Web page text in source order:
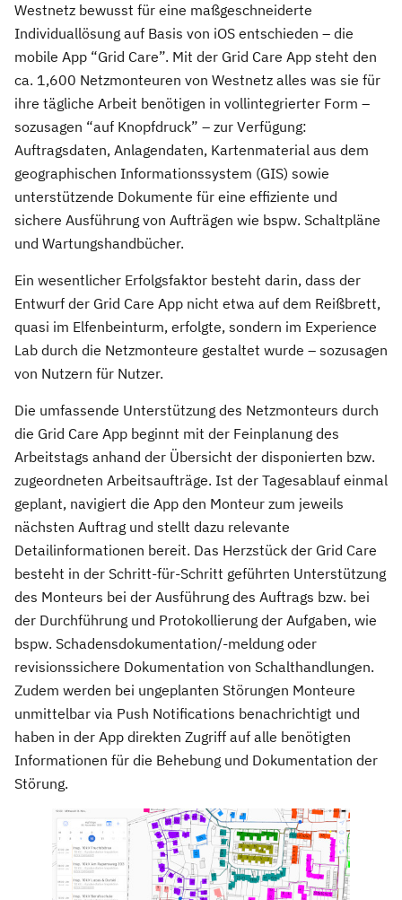
Westnetz bewusst für eine maßgeschneiderte
Individuallösung auf Basis von iOS entschieden – die
mobile App “Grid Care”. Mit der Grid Care App steht den
ca. 1,600 Netzmonteuren von Westnetz alles was sie für
ihre tägliche Arbeit benötigen in vollintegrierter Form –
sozusagen “auf Knopfdruck” – zur Verfügung:
Auftragsdaten, Anlagendaten, Kartenmaterial aus dem
geographischen Informationssystem (GIS) sowie
unterstützende Dokumente für eine effiziente und
sichere Ausführung von Aufträgen wie bspw. Schaltpläne
und Wartungshandbücher.
Ein wesentlicher Erfolgsfaktor besteht darin, dass der
Entwurf der Grid Care App nicht etwa auf dem Reißbrett,
quasi im Elfenbeinturm, erfolgte, sondern im Experience
Lab durch die Netzmonteure gestaltet wurde – sozusagen
von Nutzern für Nutzer.
Die umfassende Unterstützung des Netzmonteurs durch
die Grid Care App beginnt mit der Feinplanung des
Arbeitstags anhand der Übersicht der disponierten bzw.
zugeordneten Arbeitsaufträge. Ist der Tagesablauf einmal
geplant, navigiert die App den Monteur zum jeweils
nächsten Auftrag und stellt dazu relevante
Detailinformationen bereit. Das Herzstück der Grid Care
besteht in der Schritt-für-Schritt geführten Unterstützung
des Monteurs bei der Ausführung des Auftrags bzw. bei
der Durchführung und Protokollierung der Aufgaben, wie
bspw. Schadensdokumentation/-meldung oder
revisionssichere Dokumentation von Schalthandlungen.
Zudem werden bei ungeplanten Störungen Monteure
unmittelbar via Push Notifications benachrichtigt und
haben in der App direkten Zugriff auf alle benötigten
Informationen für die Behebung und Dokumentation der
Störung.